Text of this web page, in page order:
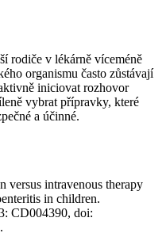
rodiče v lékárně víceméně
organismu často zůstávají
iniciovat rozhovor
vybrat přípravky, které
a účinné.
versus intravenous therapy
in children.
CD004390, doi: